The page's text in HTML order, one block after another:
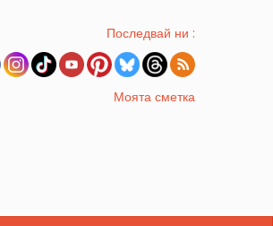
Последвай ни :
Моята сметка